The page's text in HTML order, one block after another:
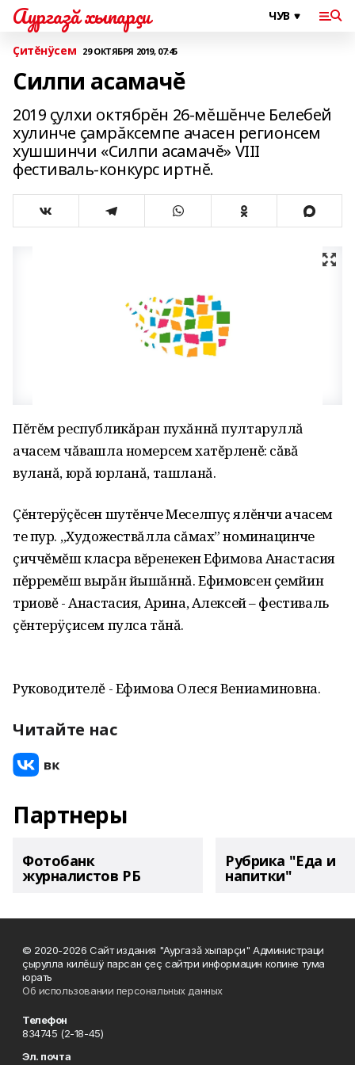
Аургазă хыпарçи
Çитĕнÿсем 29 ОКТЯБРЯ 2019, 07:45
Силпи асамачĕ
2019 çулхи октябрĕн 26-мĕшĕнче Белебей
хулинче çамрăксемпе ачасен регионсем
хушшинчи «Силпи асамачĕ» VIII
фестиваль-конкурс иртнĕ.
Пĕтĕм республикăран пухăннă пултаруллă
ачасем чăвашла номерсем хатĕрленĕ: сăвă
вуланă, юрă юрланă, ташланă.
Çĕнтерÿçĕсен шутĕнче Меселпуç ялĕнчи ачасем
те пур. „Художествăлла сăмах” номинацинче
çиччĕмĕш класра вĕренекен Ефимова Анастасия
пĕрремĕш вырăн йышăннă. Ефимовсен çемйин
триовĕ - Анастасия, Арина, Алексей – фестиваль
çĕнтерÿçисем пулса тăнă.
Руководителĕ - Ефимова Олеся Вениаминовна.
Читайте нас
Партнеры
Фотобанк
журналистов РБ
Рубрика "Еда и
напитки"
© 2020-2026 Сайт издания "Аургазă хыпарçи" Администраци
çырулла килĕшÿ парсан çеç сайтри информацин копине тума
юрать
Об использовании персональных данных
Телефон
834745 (2-18-45)
Эл. почта